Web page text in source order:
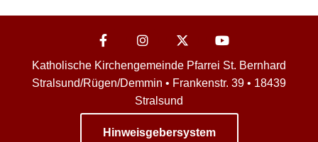
Katholische Kirchengemeinde Pfarrei St. Bernhard
Stralsund/Rügen/Demmin • Frankenstr. 39 • 18439
Stralsund
Hinweisgebersystem